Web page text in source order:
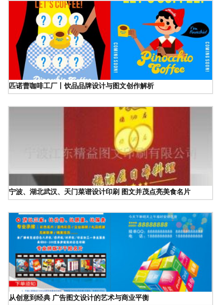
匹诺曹咖啡工厂丨饮品品牌设计与图文创作解析
宁波、湖北武汉、天门菜谱设计印刷 图文并茂点亮美食名片
从创意到经典 广告图文设计的艺术与商业平衡